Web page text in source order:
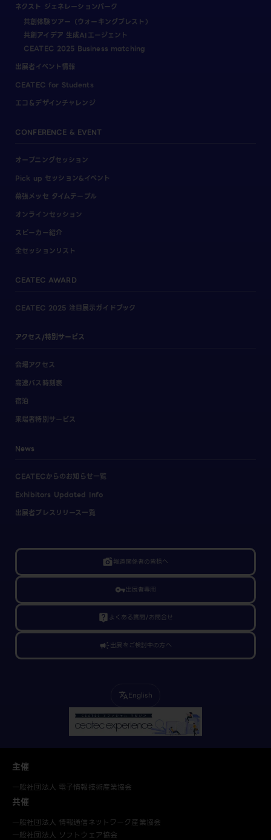
ネクスト ジェネレーションパーク
共創体験ツアー（ウォーキングブレスト）
共創アイデア 生成AIエージェント
CEATEC 2025 Business matching
出展者イベント情報
CEATEC for Students
エコ＆デザインチャレンジ
CONFERENCE & EVENT
オープニングセッション
Pick up セッション&イベント
幕張メッセ タイムテーブル
オンラインセッション
スピーカー紹介
全セッションリスト
CEATEC AWARD
CEATEC 2025 注目展示ガイドブック
アクセス/特別サービス
会場アクセス
高速バス時刻表
宿泊
来場者特別サービス
News
CEATECからのお知らせ一覧
Exhibitors Updated Info
出展者プレスリリース一覧
linked_camera報道関係者の皆様へ
vpn_key出展者専用
live_help よくある質問/お問合せ
campaign出展をご検討中の方へ
translateEnglish
主催
一般社団法人 電子情報技術産業協会
共催
一般社団法人 情報通信ネットワーク産業協会
一般社団法人 ソフトウェア協会